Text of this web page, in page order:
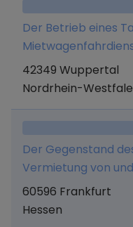
Der Betrieb eines
bzw. -verkauf und -
42349 Wuppertal
Nordrhein-
Der Gegenstand
Vermietung von
sowie weitere
kommerzielle
60596 Frankfurt
Hessen